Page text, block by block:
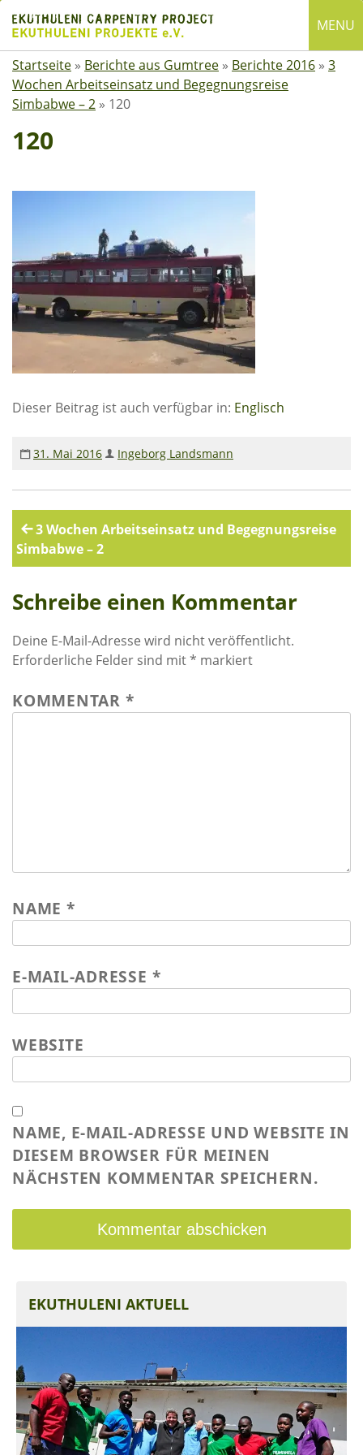
content
MENU
English
Deutsch
SUCHE
Startseite
Über uns
Satzung
Mitgliedschaft
Kontakt I Infos zum Download
EKUTHULENI ZIMBABWE
Ausbildung in Ekuthuleni
INFORMATIONEN
Aktuelles
Presse
Startseite » Berichte aus Gumtree » Berichte 2016 » 3
Wochen Arbeitseinsatz und Begegnungsreise
Simbabwe – 2 » 120
120
Dieser Beitrag ist auch verfügbar in: Englisch
31. Mai 2016 Ingeborg Landsmann
Beitragsnavigation
3 Wochen Arbeitseinsatz und Begegnungsreise
Simbabwe – 2
Schreibe einen Kommentar
Deine E-Mail-Adresse wird nicht veröffentlicht.
Erforderliche Felder sind mit* markiert
KOMMENTAR *
NAME *
E-MAIL-ADRESSE *
WEBSITE
NAME, E-MAIL-ADRESSE UND WEBSITE IN
DIESEM BROWSER FÜR MEINEN
NÄCHSTEN KOMMENTAR SPEICHERN.
EKUTHULENI AKTUELL